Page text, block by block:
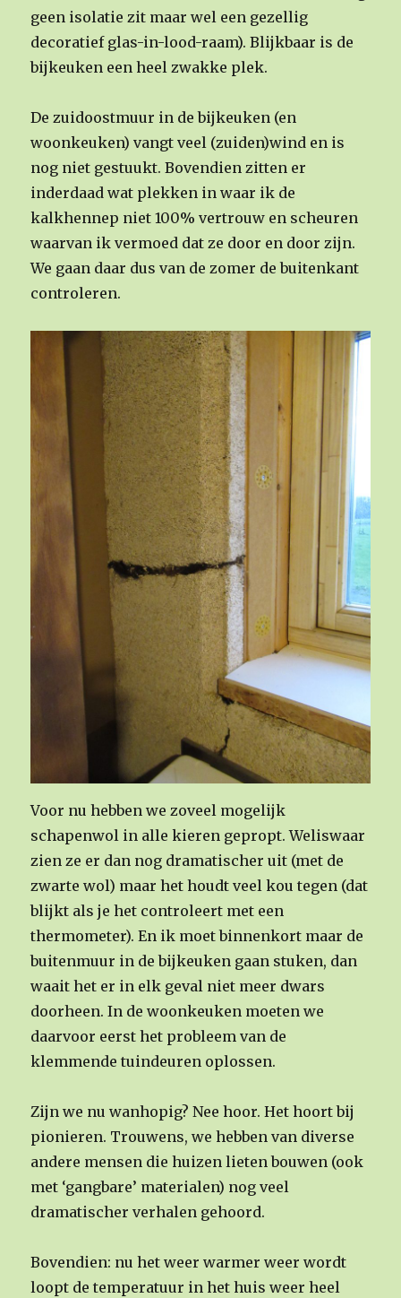
geen isolatie zit maar wel een gezellig
decoratief glas-in-lood-raam). Blijkbaar is de
bijkeuken een heel zwakke plek.
De zuidoostmuur in de bijkeuken (en
woonkeuken) vangt veel (zuiden)wind en is
nog niet gestuukt. Bovendien zitten er
inderdaad wat plekken in waar ik de
kalkhennep niet 100% vertrouw en scheuren
waarvan ik vermoed dat ze door en door zijn.
We gaan daar dus van de zomer de buitenkant
controleren.
Voor nu hebben we zoveel mogelijk
schapenwol in alle kieren gepropt. Weliswaar
zien ze er dan nog dramatischer uit (met de
zwarte wol) maar het houdt veel kou tegen (dat
blijkt als je het controleert met een
thermometer). En ik moet binnenkort maar de
buitenmuur in de bijkeuken gaan stuken, dan
waait het er in elk geval niet meer dwars
doorheen. In de woonkeuken moeten we
daarvoor eerst het probleem van de
klemmende tuindeuren oplossen.
Zijn we nu wanhopig? Nee hoor. Het hoort bij
pionieren. Trouwens, we hebben van diverse
andere mensen die huizen lieten bouwen (ook
met ‘gangbare’ materialen) nog veel
dramatischer verhalen gehoord.
Bovendien: nu het weer warmer weer wordt
loopt de temperatuur in het huis weer heel